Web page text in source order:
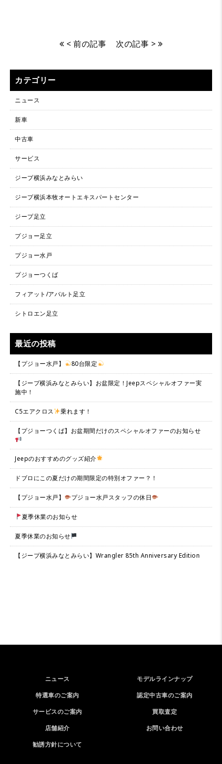
< 前の記事 次の記事 >
カテゴリー
ニュース
新車
中古車
サービス
ジープ横浜みなとみらい
ジープ横浜本牧オートエキスパートセンター
ジープ足立
プジョー足立
プジョー水戸
プジョーつくば
フィアット/アバルト足立
シトロエン足立
最近の投稿
【プジョー水戸】 80台限定
【ジープ横浜みなとみらい】お盆限定！Jeepスペシャルオファー実
施中！
C5エアクロス 乗れます！
【プジョーつくば】お盆期間だけのスペシャルオファーのお知らせ
Jeepのおすすめのグッズ紹介
ドブロにこの夏だけの期間限定の特別オファー？！
【プジョー水戸】 プジョー水戸スタッフの休日
夏季休業のお知らせ
夏季休業のお知らせ
【ジープ横浜みなとみらい】Wrangler 85th Anniversary Edition
ニュース
モデルラインナップ
特選車のご案内
認定中古車のご案内
サービスのご案内
買取査定
店舗紹介
お問い合わせ
勧誘方針について